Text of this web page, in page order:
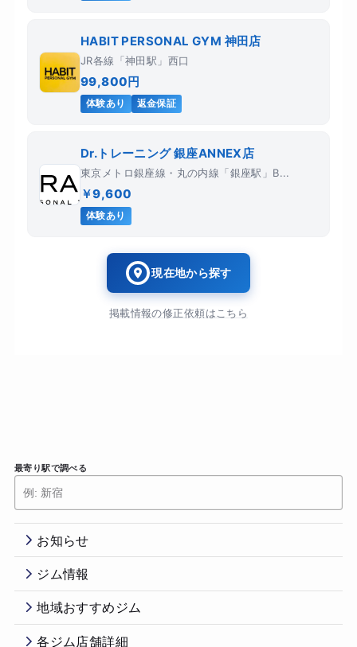
HABIT PERSONAL GYM 神田店
JR各線「神田駅」西口
99,800円
体験あり 返金保証
Dr.トレーニング 銀座ANNEX店
東京メトロ銀座線・丸の内線「銀座駅」B...
￥9,600
体験あり
現在地から探す
掲載情報の修正依頼はこちら
最寄り駅で調べる
お知らせ
ジム情報
地域おすすめジム
各ジム店舗詳細